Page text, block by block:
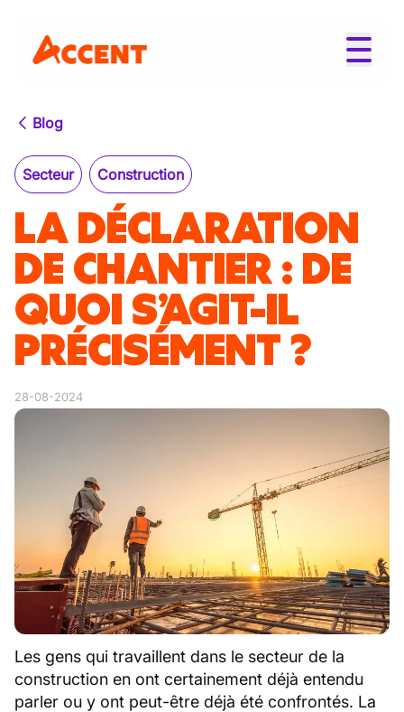
Blog
Secteur Construction
LA DÉCLARATION
DE CHANTIER : DE
QUOI S’AGIT-IL
PRÉCISÉMENT ?
28-08-2024
Les gens qui travaillent dans le secteur de la
construction en ont certainement déjà entendu
parler ou y ont peut-être déjà été confrontés. La